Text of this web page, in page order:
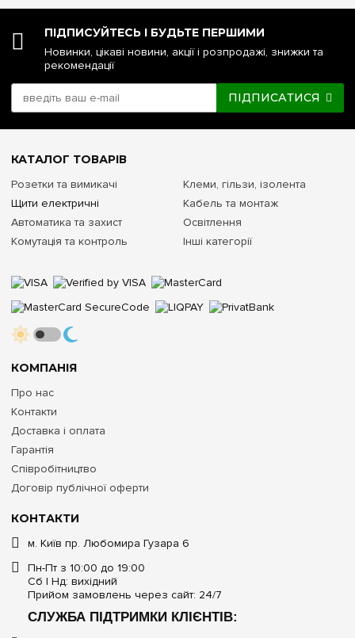
ПІДПИСУЙТЕСЬ І БУДЬТЕ ПЕРШИМИ
Новинки, цікаві новини, акції і розпродажі, знижки та
рекомендації
ПІДПИСАТИСЯ
КОНТАКТИ
м. Київ пр. Любомира Гузара 6
Пн-Пт з 10:00 до 19:00
Сб | Нд: вихідний
Прийом замовлень через сайт: 24/7
СЛУЖБА ПІДТРИМКИ КЛІЄНТІВ:
КОМПАНІЯ
Про нас
Контакти
Доставка і оплата
Гарантія
Співробітництво
Договір публічної оферти
КАТАЛОГ ТОВАРІВ
Розетки та вимикачі
Щити електричні
Автоматика та захист
Комутація та контроль
Клеми, гільзи, ізолента
Кабель та монтаж
Освітлення
Інші категорії